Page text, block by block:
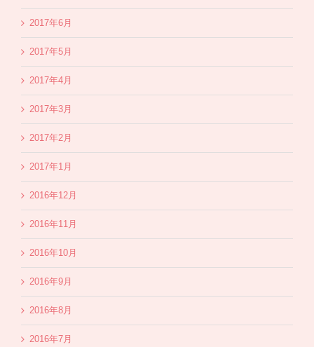
2017年6月
2017年5月
2017年4月
2017年3月
2017年2月
2017年1月
2016年12月
2016年11月
2016年10月
2016年9月
2016年8月
2016年7月